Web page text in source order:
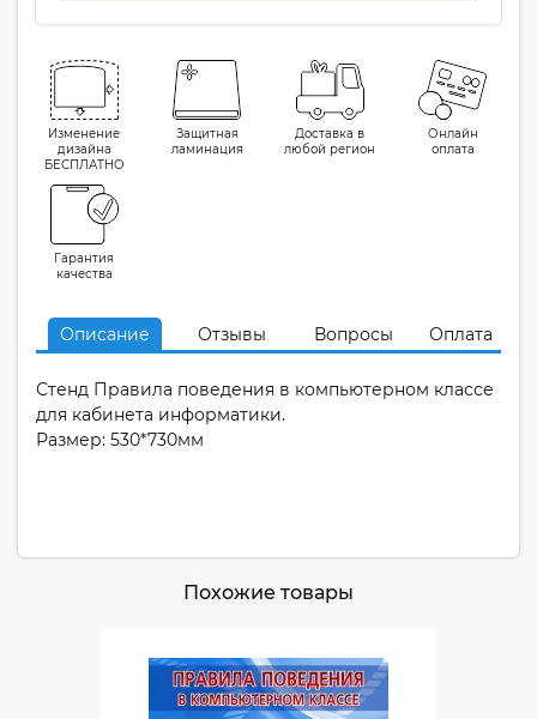
Изменение
дизайна
БЕСПЛАТНО
Защитная
ламинация
Доставка в
любой регион
Онлайн
оплата
Гарантия
качества
Описание Отзывы Вопросы Оплата
Стенд Правила поведения в компьютерном классе
для кабинета информатики.
Размер: 530*730мм
Похожие товары